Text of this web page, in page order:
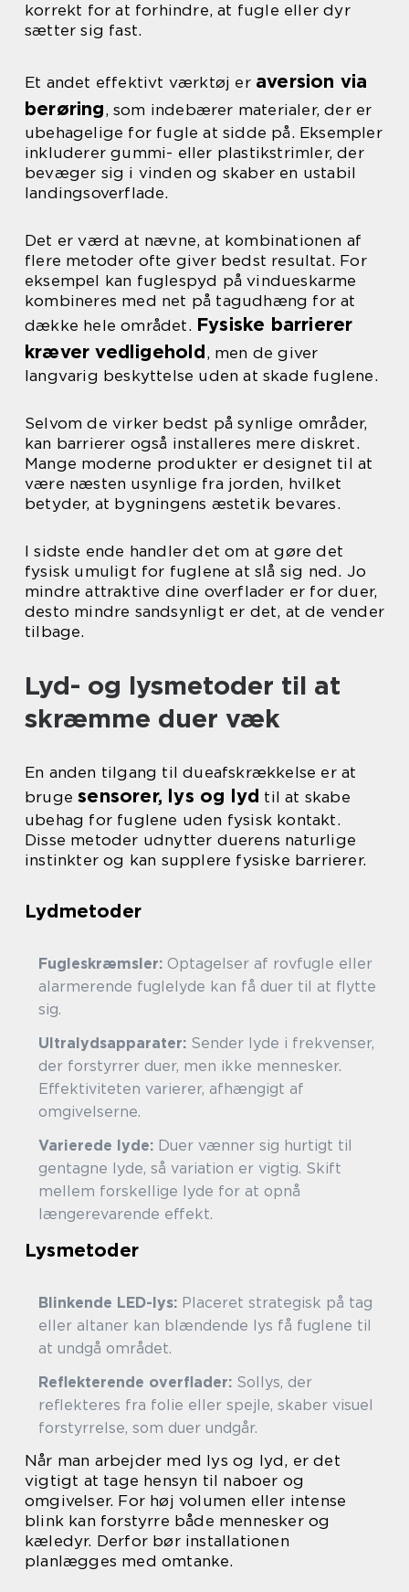
korrekt for at forhindre, at fugle eller dyr
sætter sig fast.
Et andet effektivt værktøj er aversion via
berøring, som indebærer materialer, der er
ubehagelige for fugle at sidde på. Eksempler
inkluderer gummi- eller plastikstrimler, der
bevæger sig i vinden og skaber en ustabil
landingsoverflade.
Det er værd at nævne, at kombinationen af
flere metoder ofte giver bedst resultat. For
eksempel kan fuglespyd på vindueskarme
kombineres med net på tagudhæng for at
dække hele området. Fysiske barrierer
kræver vedligehold, men de giver
langvarig beskyttelse uden at skade fuglene.
Selvom de virker bedst på synlige områder,
kan barrierer også installeres mere diskret.
Mange moderne produkter er designet til at
være næsten usynlige fra jorden, hvilket
betyder, at bygningens æstetik bevares.
I sidste ende handler det om at gøre det
fysisk umuligt for fuglene at slå sig ned. Jo
mindre attraktive dine overflader er for duer,
desto mindre sandsynligt er det, at de vender
tilbage.
Lyd- og lysmetoder til at
skræmme duer væk
En anden tilgang til dueafskrækkelse er at
brugesensorer, lys og lyd til at skabe
ubehag for fuglene uden fysisk kontakt.
Disse metoder udnytter duerens naturlige
instinkter og kan supplere fysiske barrierer.
Lydmetoder
Fugleskræmsler: Optagelser af rovfugle eller
alarmerende fuglelyde kan få duer til at flytte
sig.
Ultralydsapparater: Sender lyde i frekvenser,
der forstyrrer duer, men ikke mennesker.
Effektiviteten varierer, afhængigt af
omgivelserne.
Varierede lyde: Duer vænner sig hurtigt til
gentagne lyde, så variation er vigtig. Skift
mellem forskellige lyde for at opnå
længerevarende effekt.
Lysmetoder
Blinkende LED-lys: Placeret strategisk på tag
eller altaner kan blændende lys få fuglene til
at undgå området.
Reflekterende overflader: Sollys, der
reflekteres fra folie eller spejle, skaber visuel
forstyrrelse, som duer undgår.
Når man arbejder med lys og lyd, er det
vigtigt at tage hensyn til naboer og
omgivelser. For høj volumen eller intense
blink kan forstyrre både mennesker og
kæledyr. Derfor bør installationen
planlægges med omtanke.